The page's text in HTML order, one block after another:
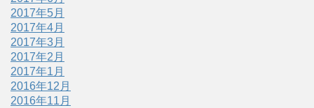
2017年5月
2017年4月
2017年3月
2017年2月
2017年1月
2016年12月
2016年11月